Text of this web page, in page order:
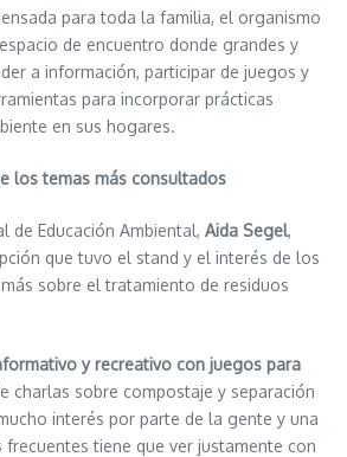
para toda la familia, el organismo
de encuentro donde grandes y
a información, participar de juegos y
para incorporar prácticas
en sus hogares.
los temas más consultados
de Educación Ambiental, Aida Segel,
que tuvo el stand y el interés de los
sobre el tratamiento de residuos
y recreativo con juegos para
charlas sobre compostaje y separación
interés por parte de la gente y una
frecuentes tiene que ver justamente con